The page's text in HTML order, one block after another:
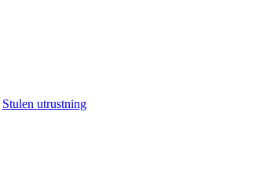
Stulen utrustning